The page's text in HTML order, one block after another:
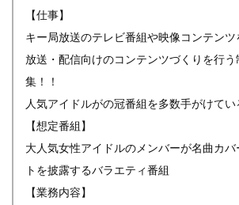
【仕事】
キー局放送のテレビ番組や映像コンテンツ
放送・配信向けのコンテンツづくりを行
集！！
人気アイドルがの冠番組を多数手がけてい
【想定番組】
大人気女性アイドルのメンバーが名曲カ
トを披露するバラエティ番組
【業務内容】